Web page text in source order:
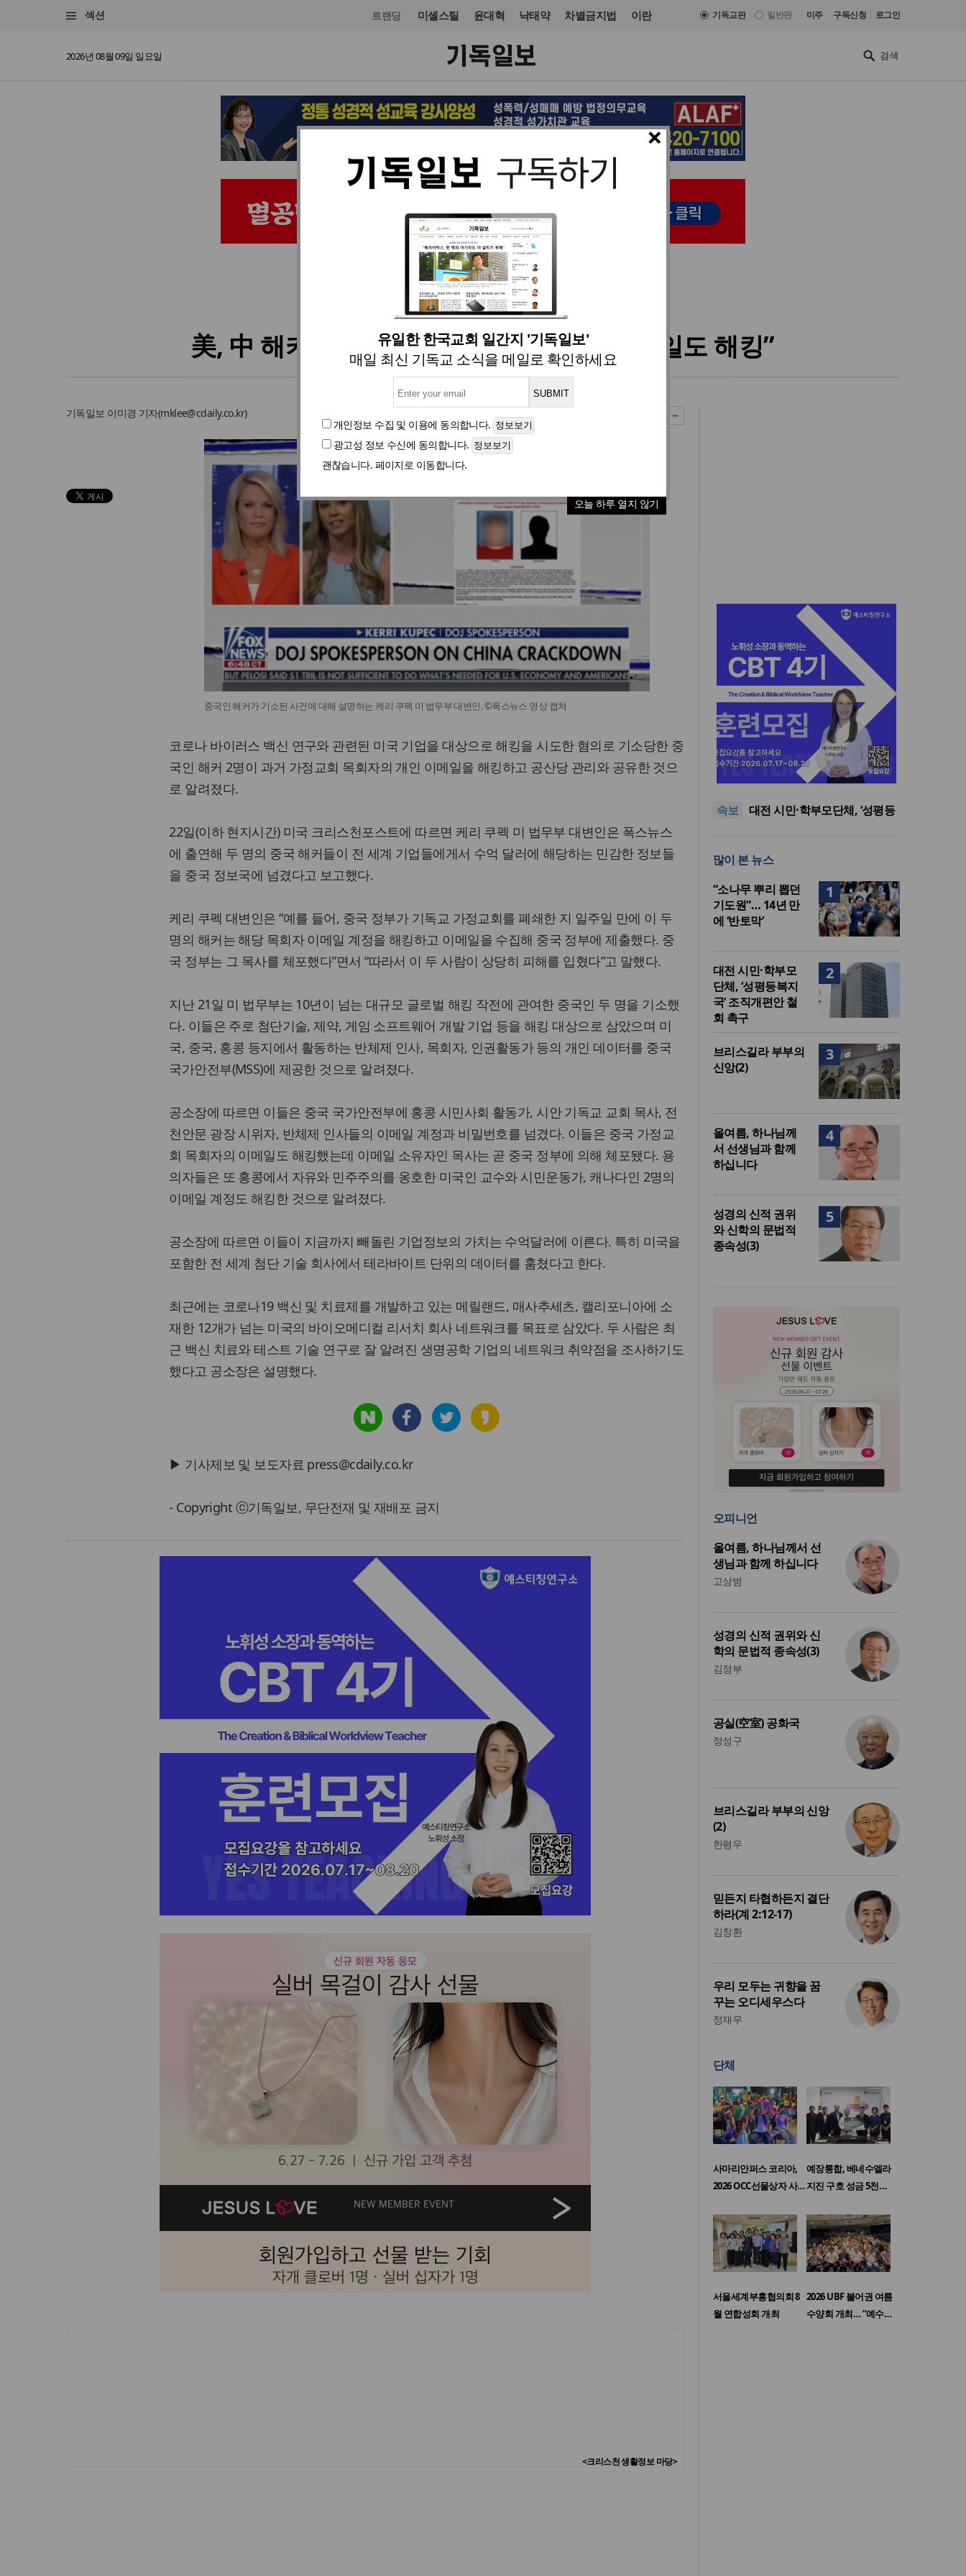
섹션 트랜딩 미셸스틸 윤대혁 낙태약 차별금지법 이란 기독교판 일반판 미주 구독신청 로그인
2026년 08월 09일 일요일
×
유일한 한국교회 일간지 '기독일보'
매일 최신 기독교 소식을 메일로 확인하세요
개인정보 수집 및 이용에 동의합니다.
광고성 정보 수신에 동의합니다.
괜찮습니다. 페이지로 이동합니다.
오늘 하루 열지 않기
미주·중남미 입력 2020. 07. 23 15:49
美, 中 해커 2명 기소… “가정교회 목사 이메일도 해킹”
기독일보 이미경 기자(mklee@cdaily.co.kr)
중국인 해커가 기소된 사건에 대해 설명하는 케리 쿠펙 미 법무부 대변인. ©폭스뉴스 영상 캡쳐
코로나 바이러스 백신 연구와 관련된 미국 기업을 대상으로 해킹을 시도한 혐의로 기소당한 중
국인 해커 2명이 과거 가정교회 목회자의 개인 이메일을 해킹하고 공산당 관리와 공유한 것으
로 알려졌다.
22일(이하 현지시간) 미국 크리스천포스트에 따르면 케리 쿠펙 미 법무부 대변인은 폭스뉴스
에 출연해 두 명의 중국 해커들이 전 세계 기업들에게서 수억 달러에 해당하는 민감한 정보들
을 중국 정보국에 넘겼다고 보고했다.
케리 쿠펙 대변인은 “예를 들어, 중국 정부가 기독교 가정교회를 폐쇄한 지 일주일 만에 이 두
명의 해커는 해당 목회자 이메일 계정을 해킹하고 이메일을 수집해 중국 정부에 제출했다. 중
국 정부는 그 목사를 체포했다”면서 “따라서 이 두 사람이 상당히 피해를 입혔다”고 말했다.
지난 21일 미 법무부는 10년이 넘는 대규모 글로벌 해킹 작전에 관여한 중국인 두 명을 기소했
다. 이들은 주로 첨단기술, 제약, 게임 소프트웨어 개발 기업 등을 해킹 대상으로 삼았으며 미
국, 중국, 홍콩 등지에서 활동하는 반체제 인사, 목회자, 인권활동가 등의 개인 데이터를 중국
국가안전부(MSS)에 제공한 것으로 알려졌다.
공소장에 따르면 이들은 중국 국가안전부에 홍콩 시민사회 활동가, 시안 기독교 교회 목사, 전
천안문 광장 시위자, 반체제 인사들의 이메일 계정과 비밀번호를 넘겼다. 이들은 중국 가정교
회 목회자의 이메일도 해킹했는데 이메일 소유자인 목사는 곧 중국 정부에 의해 체포됐다. 용
의자들은 또 홍콩에서 자유와 민주주의를 옹호한 미국인 교수와 시민운동가, 캐나다인 2명의
이메일 계정도 해킹한 것으로 알려졌다.
공소장에 따르면 이들이 지금까지 빼돌린 기업정보의 가치는 수억달러에 이른다. 특히 미국을
포함한 전 세계 첨단 기술 회사에서 테라바이트 단위의 데이터를 훔쳤다고 한다.
최근에는 코로나19 백신 및 치료제를 개발하고 있는 메릴랜드, 매사추세츠, 캘리포니아에 소
재한 12개가 넘는 미국의 바이오메디컬 리서치 회사 네트워크를 목표로 삼았다. 두 사람은 최
근 백신 치료와 테스트 기술 연구로 잘 알려진 생명공학 기업의 네트워크 취약점을 조사하기도
했다고 공소장은 설명했다.
▶ 기사제보 및 보도자료 press@cdaily.co.kr
- Copyright ⓒ기독일보, 무단전재 및 재배포 금지
<크리스천 생활정보 마당>
속보
한동대 RISE사업단, 포항 죽도
시장 담은 로컬 매거진 ‘포항집’
8·15 전국통일광장 연합기도
대전 시민·학부모단체, ‘성평등
시장 담은 로컬 매거진 ‘포항집’
8·15 전국통일광장 연합기도
회, 대전서 열린다
많이 본 뉴스
1
“소나무 뿌리 뽑던
기도원”… 14년 만
에 ‘반토막’
2
대전 시민·학부모
단체, ‘성평등복지
국’ 조직개편안 철
회 촉구
3
브리스길라 부부의
신앙(2)
4
올여름, 하나님께
서 선생님과 함께
하십니다
5
성경의 신적 권위
와 신학의 문법적
종속성(3)
오피니언
올여름, 하나님께서 선
생님과 함께 하십니다
고상범
성경의 신적 권위와 신
학의 문법적 종속성(3)
김정부
공실(空室) 공화국
정성구
브리스길라 부부의 신앙
(2)
한평우
믿든지 타협하든지 결단
하라(계 2:12-17)
김창환
우리 모두는 귀향을 꿈
꾸는 오디세우스다
정재우
단체
사마리안퍼스 코리아,
2026 OCC선물상자 사…
예장통합, 베네수엘라
지진 구호 성금 5천…
서울세계부흥협의회 8
월 연합성회 개최
2026 UBF 불어권 여름
수양회 개최… “예수…